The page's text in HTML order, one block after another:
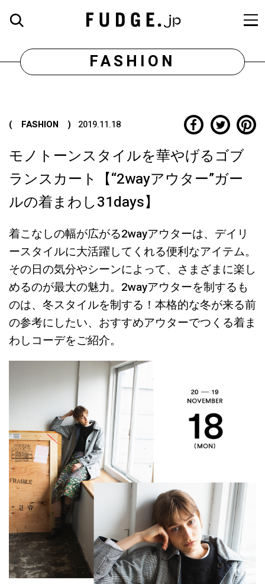
FASHION
( FASHION ) 2019.11.18
モノトーンスタイルを華やげるゴブ
ランスカート【“2wayアウター”ガー
ルの着まわし31days】
着こなしの幅が広がる2wayアウターは、デイリ
ースタイルに大活躍してくれる便利なアイテム。
その日の気分やシーンによって、さまざまに楽し
めるのが最大の魅力。2wayアウターを制するも
のは、冬スタイルを制する！本格的な冬が来る前
の参考にしたい、おすすめアウターでつくる着ま
わしコーデをご紹介。